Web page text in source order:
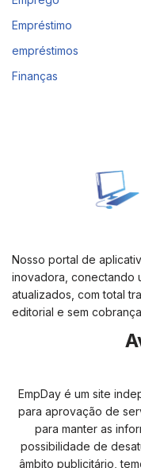
Empréstimo
empréstimos
Finanças
Nosso portal de
inovadora, conectando
atualizados, com total
editorial e sem
EmpDay é um site
para aprovação de
para manter as
possibilidade de
âmbito publicitário,